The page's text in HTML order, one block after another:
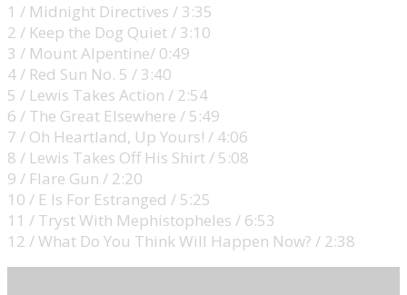
1 / Midnight Directives / 3:35
2 / Keep the Dog Quiet / 3:10
3 / Mount Alpentine/ 0:49
4 / Red Sun No. 5 / 3:40
5 / Lewis Takes Action / 2:54
6 / The Great Elsewhere / 5:49
7 / Oh Heartland, Up Yours! / 4:06
8 / Lewis Takes Off His Shirt / 5:08
9 / Flare Gun / 2:20
10 / E Is For Estranged / 5:25
11 / Tryst With Mephistopheles / 6:53
12 / What Do You Think Will Happen Now? / 2:38